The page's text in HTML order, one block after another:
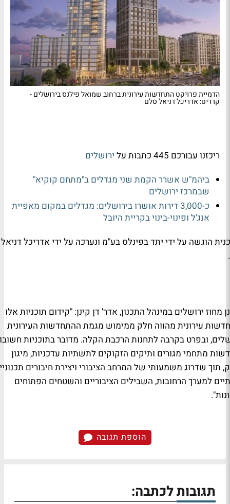
הדמיית פרויקט התחדשות עירונית ברחוב שמואל פילנס בירושלים -
קרדיט: אדריכל דניאל סלם
ריכזנו עבורכם 445 כתבות על
ירושלים
ביהמ"ש אשרר הקמת שני מגדלים ב"מתחם קוקיא"
שבמרכז ירושלים
כ-3,000 דירות אושרו בירושלים: מגדלים במקום מאפיית
אנג'ל ופינוי-בינוי בקריית היובל
הוגשה על ידי יתד בפינלס בע"מ ונערכה על ידי אדריכל דניאל
מחוז ירושלים במינהל התכנון, אדר' דן קינן: "קידום תוכניות אלו
עירונית מהווה חלק ממימוש מגמת ההתחדשות העירונית
ובפרט בקרבה לתחנות הרכבת הקלה. מדובר בתוכניות
מתחמי מגורים ותיקים הזקוקים לתשתיות עדכניות, מיגון
תוך שדרוג משמעותי של המרחב הציבורי ויצירת חיבורים
למערך הרחובות, השבילים הציבוריים והשטחים הפתוחים
הוספת תגובה
תגובות לכתבה: